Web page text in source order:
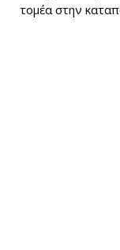
τομέα στην